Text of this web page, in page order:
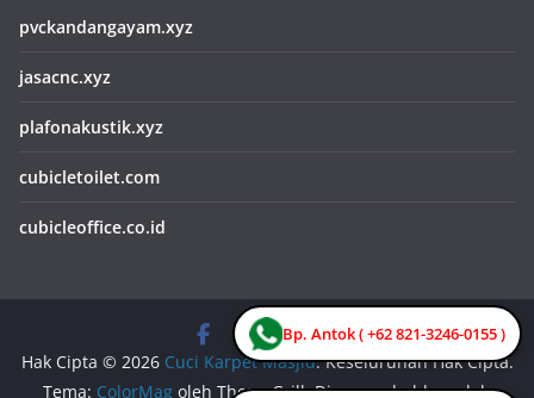
Bp. Antok ( +62 821-3246-0155 )
pvckandangayam.xyz
jasacnc.xyz
plafonakustik.xyz
cubicletoilet.com
cubicleoffice.co.id
Hak Cipta © 2026 Cuci Karpet Masjid. Keseluruhan Hak Cipta.
Tema: ColorMag oleh ThemeGrill. Dipersembahkan oleh